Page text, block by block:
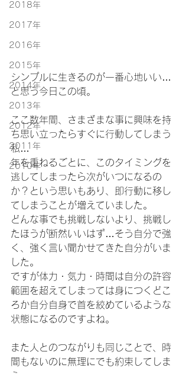
2018年
2017年
2016年
2015年
2014年
2013年
2012年
2011年
2010年
シンプルに生きるのが一番心地いい…
と思う今日この頃。
ここ数年間、さまざまな事に興味を持
ち思い立ったらすぐに行動してしまう
私…
年を重ねるごとに、このタイミングを
逃してしまったら次がいつになるの
か？という思いもあり、即行動に移し
てしまうことが増えていました。
どんな事でも挑戦しないより、挑戦し
たほうが断然いいはず…そう自分で強
く、強く言い聞かせてきた自分がいま
した。
ですが体力・気力・時間は自分の許容
範囲を超えてしまっては身につくどこ
ろか自分自身で首を絞めているような
状態になるのですよね。
また人とのつながりも同じことで、時
間もないのに無理にでも約束してしま